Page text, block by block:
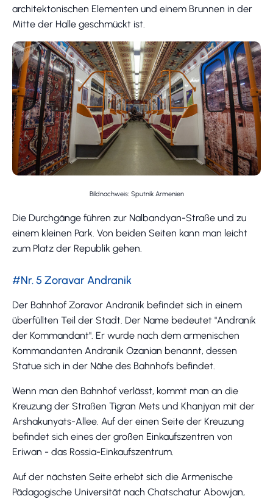
architektonischen Elementen und einem Brunnen in der
Mitte der Halle geschmückt ist.
Bildnachweis: Sputnik Armenien
Die Durchgänge führen zur Nalbandyan-Straße und zu
einem kleinen Park. Von beiden Seiten kann man leicht
zum Platz der Republik gehen.
#Nr. 5 Zoravar Andranik
Der Bahnhof Zoravor Andranik befindet sich in einem
überfüllten Teil der Stadt. Der Name bedeutet "Andranik
der Kommandant". Er wurde nach dem armenischen
Kommandanten Andranik Ozanian benannt, dessen
Statue sich in der Nähe des Bahnhofs befindet.
Wenn man den Bahnhof verlässt, kommt man an die
Kreuzung der Straßen Tigran Mets und Khanjyan mit der
Arshakunyats-Allee. Auf der einen Seite der Kreuzung
befindet sich eines der großen Einkaufszentren von
Eriwan - das Rossia-Einkaufszentrum.
Auf der nächsten Seite erhebt sich die Armenische
Pädagogische Universität nach Chatschatur Abowjan,